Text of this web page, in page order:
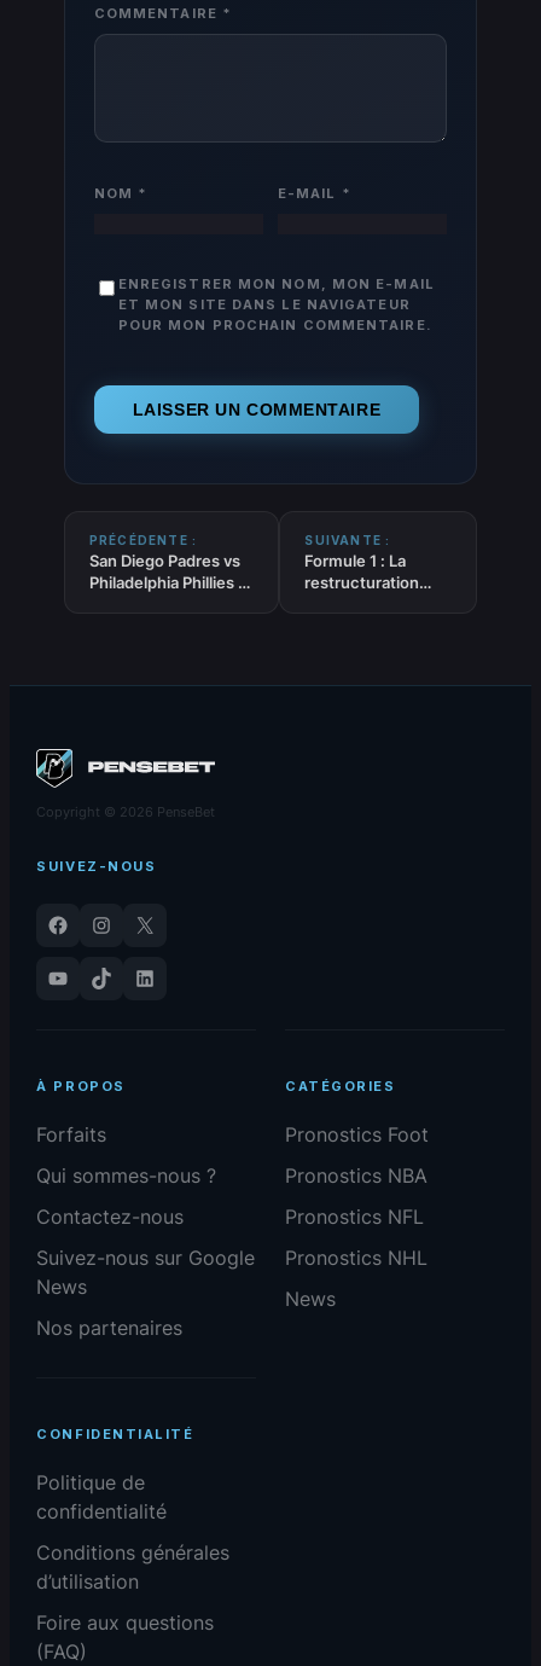
COMMENTAIRE *
NOM * E-MAIL *
ENREGISTRER MON NOM, MON E-MAIL
ET MON SITE DANS LE NAVIGATEUR
POUR MON PROCHAIN COMMENTAIRE.
PRÉCÉDENTE :
San Diego Padres vs
Philadelphia Phillies –
SUIVANTE :
Formule 1 : La
restructuration
Copyright © 2026 PenseBet
SUIVEZ-NOUS
Facebook Instagram
X
YouTube
TikTok LinkedIn
À PROPOS
Forfaits
Qui sommes-nous ?
Contactez-nous
Suivez-nous sur Google
News
Nos partenaires
CATÉGORIES
Pronostics Foot
Pronostics NBA
Pronostics NFL
Pronostics NHL
News
CONFIDENTIALITÉ
Politique de
confidentialité
Conditions générales
d’utilisation
Foire aux questions
(FAQ)